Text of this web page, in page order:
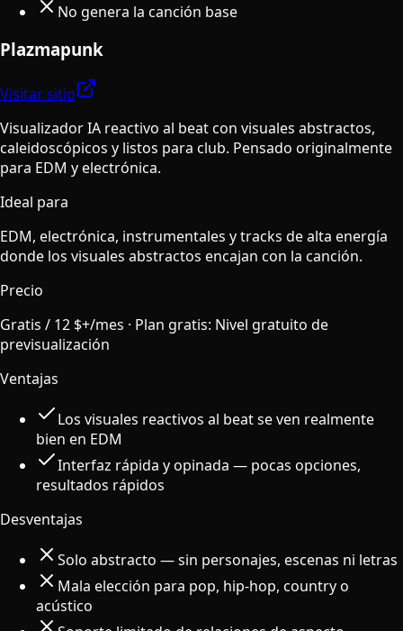
No genera la canción base
Plazmapunk
Visitar sitio
Visualizador IA reactivo al beat con visuales abstractos,
caleidoscópicos y listos para club. Pensado originalmente
para EDM y electrónica.
Ideal para
EDM, electrónica, instrumentales y tracks de alta energía
donde los visuales abstractos encajan con la canción.
Precio
Gratis / 12 $+/mes · Plan gratis: Nivel gratuito de
previsualización
Ventajas
Los visuales reactivos al beat se ven realmente
bien en EDM
Interfaz rápida y opinada — pocas opciones,
resultados rápidos
Desventajas
Solo abstracto — sin personajes, escenas ni letras
Mala elección para pop, hip-hop, country o
acústico